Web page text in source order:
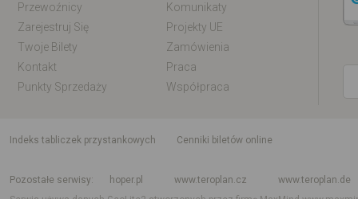
Przewoźnicy
Komunikaty
Zarejestruj Się
Projekty UE
Twoje Bilety
Zamówienia
Kontakt
Praca
Punkty Sprzedaży
Współpraca
indeks tabliczek przystankowych
Cenniki biletów online
Pozostałe serwisy
hoper.pl www.teroplan.cz
www.teroplan.de